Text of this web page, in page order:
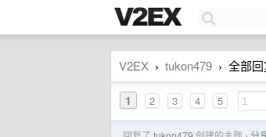
V2EX › tukon479 › 全部
1 2 3 4 5